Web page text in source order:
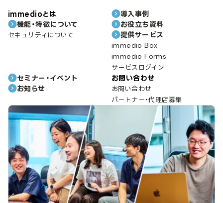
immedioとは
機能・特徴について
セキュリティについて
導入事例
お役立ち資料
提供サービス
immedio Box
immedio Forms
サービスログイン
セミナー・イベント
お知らせ
お問い合わせ
お問い合わせ
パートナー・代理店募集